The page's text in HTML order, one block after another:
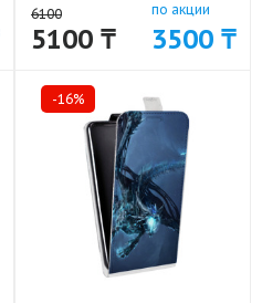
6100
5100 ₸
по акции
3500 ₸
-16%